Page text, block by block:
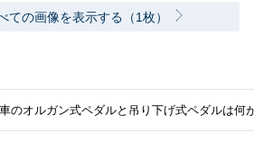
ての画像を表示する（1枚）
車のオルガン式ペダルと吊り下げ式ペダルは何